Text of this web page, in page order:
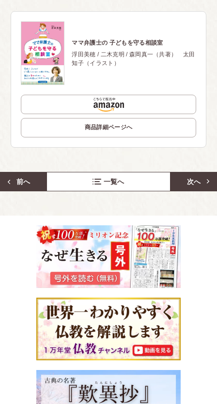
ママ弁護士の 子どもを守る相談室
浮田美穂 / 二木克明 / 森岡真一（共著） 太田
知子（イラスト）
商品詳細ページへ
前へ 一覧へ 次へ